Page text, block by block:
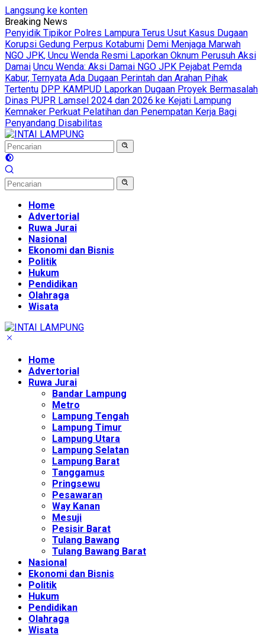
Langsung ke konten
Breaking News
Penyidik Tipikor Polres Lampura Terus Usut Kasus Dugaan
Korupsi Gedung Perpus Kotabumi Demi Menjaga Marwah
NGO JPK, Uncu Wenda Resmi Laporkan Oknum Perusuh Aksi
Damai Uncu Wenda: Aksi Damai NGO JPK Pejabat Pemda
Kabur, Ternyata Ada Dugaan Perintah dan Arahan Pihak
Tertentu DPP KAMPUD Laporkan Dugaan Proyek Bermasalah
Dinas PUPR Lamsel 2024 dan 2026 ke Kejati Lampung
Kemnaker Perkuat Pelatihan dan Penempatan Kerja Bagi
Penyandang Disabilitas
Home
Advertorial
Ruwa Jurai
Nasional
Ekonomi dan Bisnis
Politik
Hukum
Pendidikan
Olahraga
Wisata
Home
Advertorial
Ruwa Jurai
Bandar Lampung
Metro
Lampung Tengah
Lampung Timur
Lampung Utara
Lampung Selatan
Lampung Barat
Tanggamus
Pringsewu
Pesawaran
Way Kanan
Mesuji
Pesisir Barat
Tulang Bawang
Tulang Bawang Barat
Nasional
Ekonomi dan Bisnis
Politik
Hukum
Pendidikan
Olahraga
Wisata